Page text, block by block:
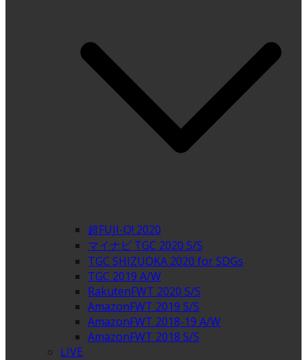
超FUJI-Q! 2020
マイナビ TGC 2020 S/S
TGC SHIZUOKA 2020 for SDGs
TGC 2019 A/W
RakutenFWT 2020 S/S
AmazonFWT 2019 S/S
AmazonFWT 2018-19 A/W
AmazonFWT 2018 S/S
LIVE